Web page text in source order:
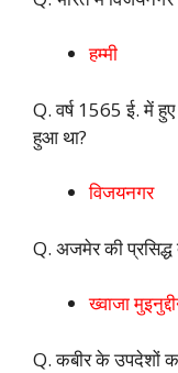
हम्मी
Q. वर्ष 1565 ई. में
हुआ था?
विजयनगर
Q. अजमेर की
ख्वाजा
Q. कबीर के उपदेशों